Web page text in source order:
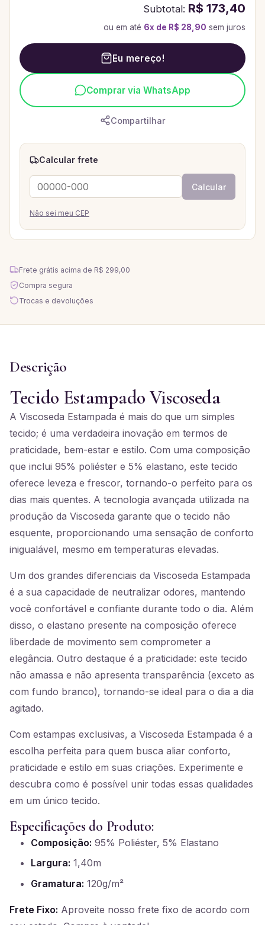
Subtotal: R$ 173,40
ou em até 6x de R$ 28,90 sem juros
Eu mereço!
Comprar via WhatsApp
Compartilhar
Calcular frete
Calcular
Não sei meu CEP
Frete grátis acima de R$ 299,00
Compra segura
Trocas e devoluções
Descrição
Tecido Estampado Viscoseda
A Viscoseda Estampada é mais do que um simples
tecido; é uma verdadeira inovação em termos de
praticidade, bem-estar e estilo. Com uma composição
que inclui 95% poliéster e 5% elastano, este tecido
oferece leveza e frescor, tornando-o perfeito para os
dias mais quentes. A tecnologia avançada utilizada na
produção da Viscoseda garante que o tecido não
esquente, proporcionando uma sensação de conforto
inigualável, mesmo em temperaturas elevadas.
Um dos grandes diferenciais da Viscoseda Estampada
é a sua capacidade de neutralizar odores, mantendo
você confortável e confiante durante todo o dia. Além
disso, o elastano presente na composição oferece
liberdade de movimento sem comprometer a
elegância. Outro destaque é a praticidade: este tecido
não amassa e não apresenta transparência (exceto as
com fundo branco), tornando-se ideal para o dia a dia
agitado.
Com estampas exclusivas, a Viscoseda Estampada é a
escolha perfeita para quem busca aliar conforto,
praticidade e estilo em suas criações. Experimente e
descubra como é possível unir todas essas qualidades
em um único tecido.
Especificações do Produto:
Composição: 95% Poliéster, 5% Elastano
Largura: 1,40m
Gramatura: 120g/m²
Frete Fixo: Aproveite nosso frete fixo de acordo com